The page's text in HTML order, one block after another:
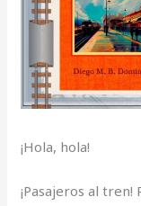
¡Hola, hola!
¡Pasajeros al tren!